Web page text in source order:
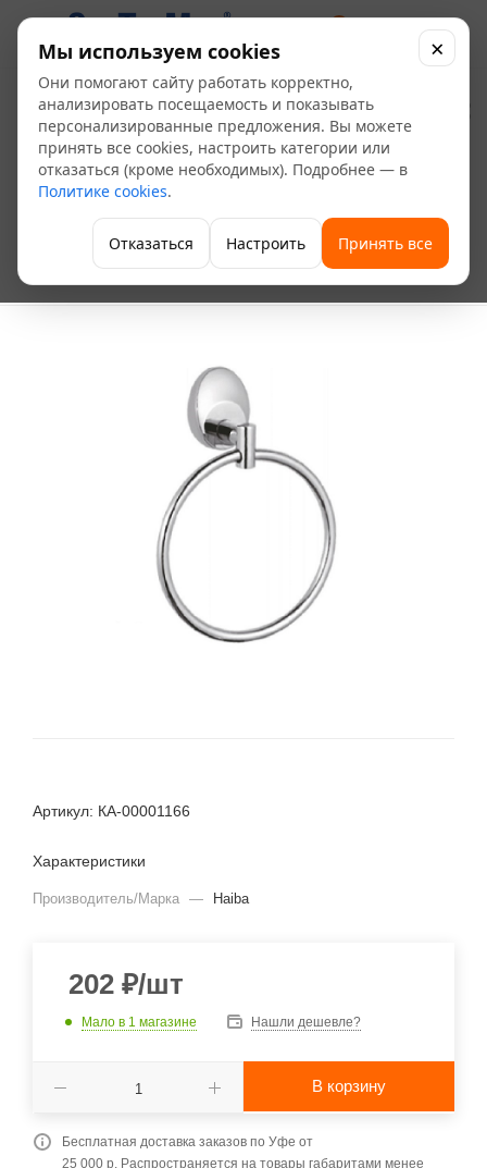
Полотенцедержатель
Haiba HB1604
Главная — Каталог —
Аксессуары и комплектующие для ванных комнат —
Держатели для бумаги, душа, стаканов —
Полотенцедержатель Haiba HB1604
Артикул: КА-00001166
Характеристики
Производитель/Марка — Haiba
202 ₽/шт
Мало в 1 магазине Нашли дешевле?
В корзину
Бесплатная доставка заказов по Уфе от
25 000 р. Распространяется на товары габаритами менее
Мы используем cookies
Они помогают сайту работать корректно,
анализировать посещаемость и показывать
персонализированные предложения. Вы можете
принять все cookies, настроить категории или
отказаться (кроме необходимых). Подробнее — в
Политике cookies.
Отказаться Настроить Принять все
×